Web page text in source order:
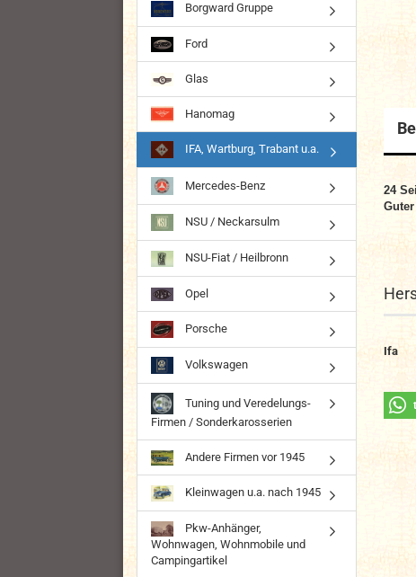
24
Ifa
Borgward Gruppe
Ford
Glas
Hanomag
IFA, Wartburg, Trabant u.a.
Mercedes-Benz
NSU / Neckarsulm
NSU-Fiat / Heilbronn
Opel
Porsche
Volkswagen
Tuning und Veredelungs-
Firmen / Sonderkarosserien
Andere Firmen vor 1945
Kleinwagen u.a. nach 1945
Pkw-Anhänger,
Wohnwagen, Wohnmobile und
Campingartikel